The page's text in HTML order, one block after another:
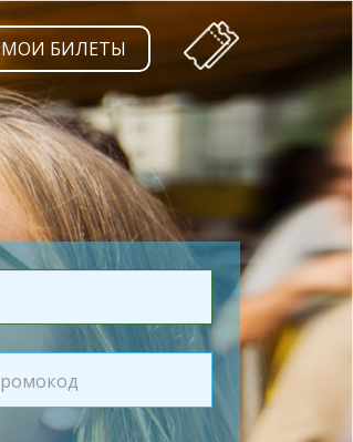
МОИ БИЛЕТЫ